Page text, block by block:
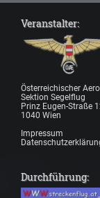
Veranstalter:
Österreichischer
Sektion Segelflug
Prinz Eugen-Straße
1040 Wien
Impressum
Durchführung: